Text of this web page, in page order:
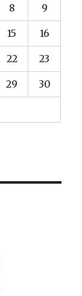
8 9
15 16
22 23
29 30